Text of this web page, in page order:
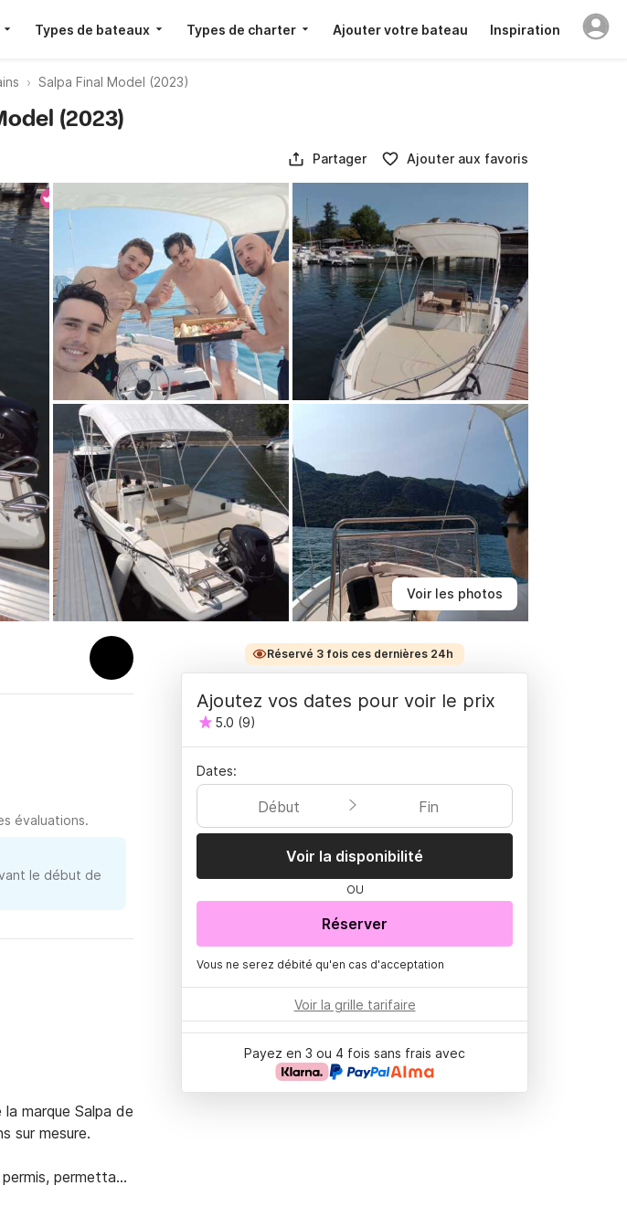
Types de bateaux Types de charter Ajouter votre bateau Inspiration
Salpa Final Model (2023)
Voir les photos
(2023)
Partager Ajouter aux favoris
évaluations.
le début de
marque Salpa de
sur mesure.
permettant
Réservé 3 fois ces dernières 24h
Ajoutez vos dates pour voir le prix
5.0 (9)
Dates:
Début Fin
Voir la disponibilité
OU
Réserver
Vous ne serez débité qu'en cas d'acceptation
Voir la grille tarifaire
Payez en 3 ou 4 fois sans frais avec